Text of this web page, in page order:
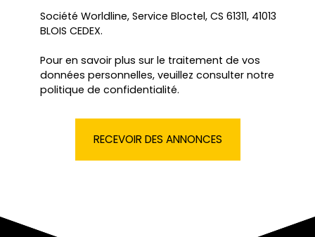
Société Worldline, Service Bloctel, CS 61311, 41013
BLOIS CEDEX.
Pour en savoir plus sur le traitement de vos
données personnelles, veuillez consulter notre
politique de confidentialité.
RECEVOIR DES ANNONCES